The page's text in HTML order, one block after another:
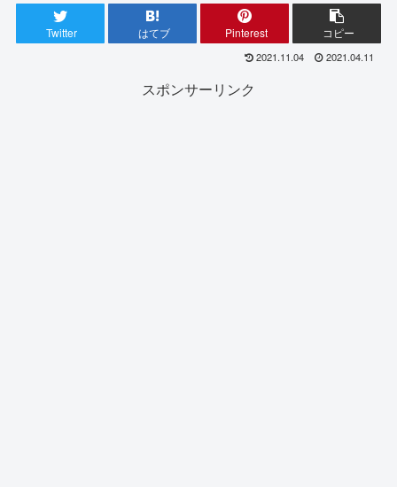
Twitter はてブ Pinterest コピー
2021.11.04 2021.04.11
スポンサーリンク